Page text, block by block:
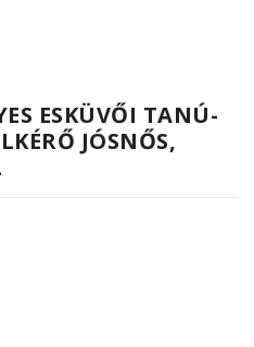
ESKÜVŐI TANÚ-
JÓSNŐS,